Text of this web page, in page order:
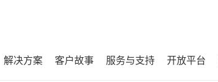
解决方案 客户故事 服务与支持 开放平台